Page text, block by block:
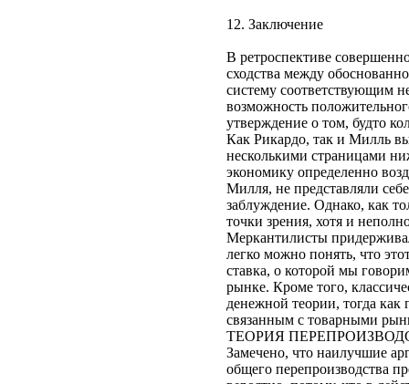
12. Заключение
В ретроспективе
сходства между
систему соответствующим
возможность
утверждение о том, будто
Как Рикардо, так и Милль
несколькими страницами
экономику определенно
Милля, не представляли
заблуждение. Однако, как
точки зрения, хотя и
Меркантилисты
легко можно понять, что
ставка, о которой мы
рынке. Кроме того,
денежной теории, тогда как
связанным с товарными
ТЕОРИЯ
Замечено, что наилучшие
общего перепроизводства